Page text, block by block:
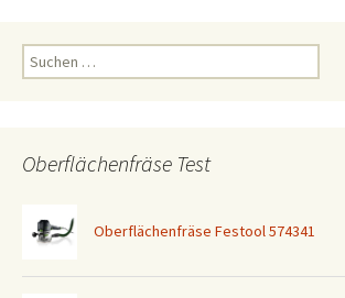
Suchen
nach:
Oberflächenfräse Test
Oberflächenfräse Festool 574341